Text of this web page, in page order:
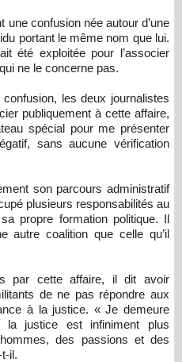
une confusion née autour d’une
portant le même nom que lui.
été exploitée pour l’associer
ne le concerne pas.
les deux journalistes
publiquement à cette affaire,
spécial pour me présenter
sans aucune vérification
son parcours administratif
plusieurs responsabilités au
propre formation politique. Il
autre coalition que celle qu’il
par cette affaire, il dit avoir
de ne pas répondre aux
à la justice. « Je demeure
justice est infiniment plus
des passions et des
il.